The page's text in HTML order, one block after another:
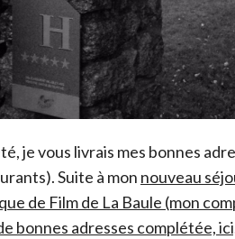
je vous livrais mes bonnes
Suite à mon nouveau
de Film de La Baule (mon
bonnes adresses complétée,